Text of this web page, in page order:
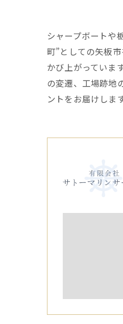
シャープボートや
町”としての矢板
かび上がっていま
の変遷、工場跡地
ントをお届けします